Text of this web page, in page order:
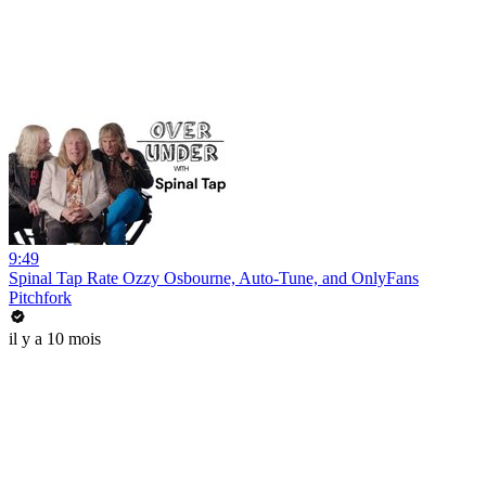
9:49
Spinal Tap Rate Ozzy Osbourne, Auto-Tune, and OnlyFans
Pitchfork
il y a 10 mois